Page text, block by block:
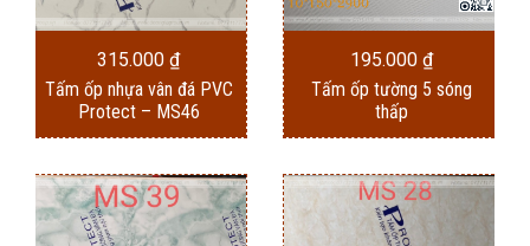
315.000 ₫
Tấm ốp nhựa vân đá PVC
Protect – MS46
195.000 ₫
Tấm ốp tường 5 sóng
thấp